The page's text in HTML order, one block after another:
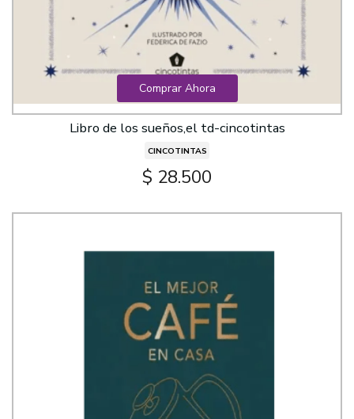
Comprar Ahora
Libro de los sueños,el td-cincotintas
CINCOTINTAS
$ 28.500